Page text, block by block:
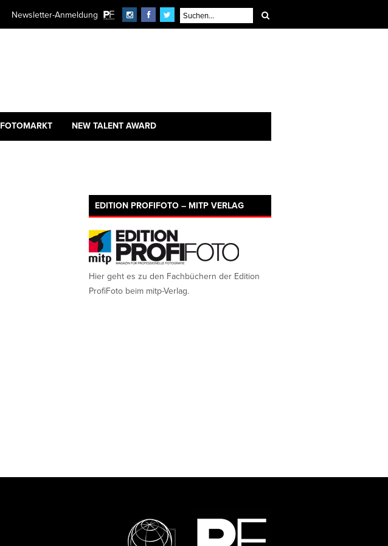
Newsletter-Anmeldung
FOTOMARKT NEW TALENT AWARD
EDITION PROFIFOTO – MITP VERLAG
Hier geht es zu den Fachbüchern der Edition
ProfiFoto beim mitp-Verlag.